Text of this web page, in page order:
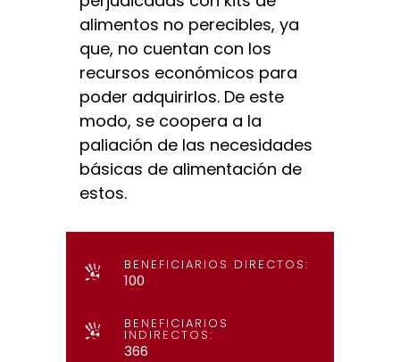
alimentos no perecibles, ya
que, no cuentan con los
recursos económicos para
poder adquirirlos. De este
modo, se coopera a la
paliación de las necesidades
básicas de alimentación de
estos.
BENEFICIARIOS DIRECTOS:
100
BENEFICIARIOS
INDIRECTOS:
366